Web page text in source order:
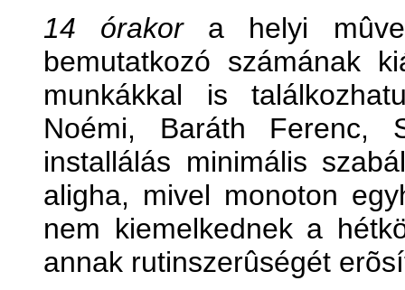
14 órakora helyi
bemutatkozó számának
munkákkal is
Noémi, Baráth
installálás minimális
aligha, mivel monoton
nem kiemelkednek a
annak rutinszerûségét